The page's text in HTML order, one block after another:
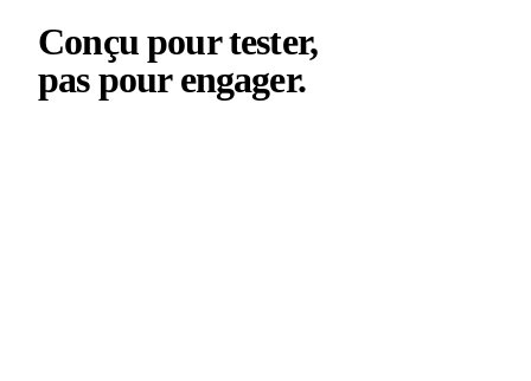
Conçu pour tester,
pas pour engager.